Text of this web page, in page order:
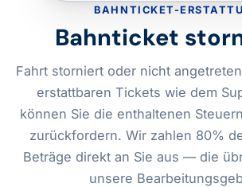
BAHNTICKET-
Bahnticket
Fahrt storniert oder nicht
erstattbaren Tickets wie dem
können Sie die enthaltenen
zurückfordern. Wir zahlen 80%
Beträge direkt an Sie aus — die
unsere